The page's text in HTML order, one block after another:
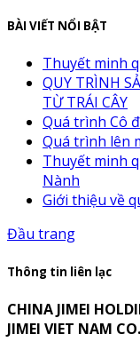
BÀI VIẾT NỔI BẬT
Thuyết minh
QUY TRÌNH
TỪ TRÁI CÂY
Quá trình Cô
Quá trình lên
Thuyết minh
Nành
Giới thiệu về
Đầu trang
Thông tin liên lạc
CHINA JIMEI
JIMEI VIET NAM